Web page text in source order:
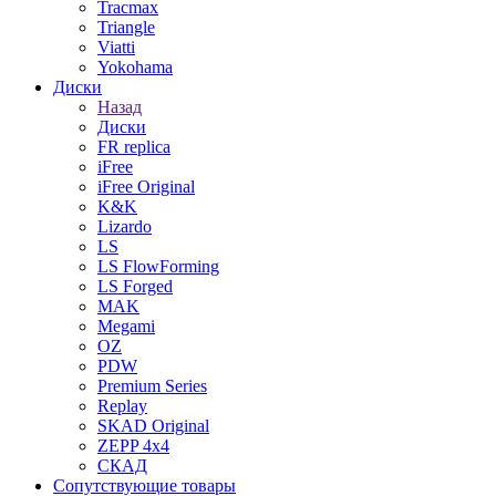
Tracmax
Triangle
Viatti
Yokohama
Диски
Назад
Диски
FR replica
iFree
iFree Original
K&K
Lizardo
LS
LS FlowForming
LS Forged
MAK
Megami
OZ
PDW
Premium Series
Replay
SKAD Original
ZEPP 4x4
СКАД
Сопутствующие товары